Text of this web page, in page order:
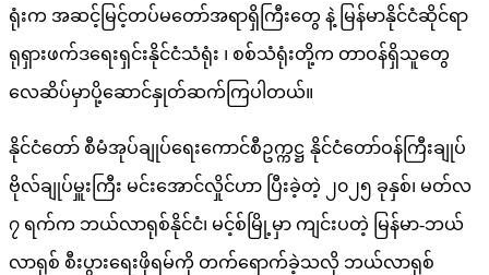
ရုံးက အဆင့်မြင့်တပ်မတော်အရာရှိကြီးတွေ နဲ့ မြန်မာနိုင်ငံဆိုင်ရာ
ရုရှားဖက်ဒရေးရှင်းနိုင်ငံသံရုံး ၊ စစ်သံရုံးတို့က တာဝန်ရှိသူတွေ
လေဆိပ်မှာပို့ဆောင်နှုတ်ဆက်ကြပါတယ်။
နိုင်ငံတော် စီမံအုပ်ချုပ်ရေးကောင်စီဥက္ကဋ္ဌ နိုင်ငံတော်ဝန်ကြီးချုပ်
ဗိုလ်ချုပ်မှူးကြီး မင်းအောင်လှိုင်ဟာ ပြီးခဲ့တဲ့ ၂၀၂၅ ခုနှစ်၊ မတ်လ
၇ ရက်က ဘယ်လာရုစ်နိုင်ငံ၊ မင့်စ်မြို့မှာ ကျင်းပတဲ့ မြန်မာ-ဘယ်
လာရုစ် စီးပွားရေးဖိုရမ်ကို တက်ရောက်ခဲ့သလို ဘယ်လာရုစ်